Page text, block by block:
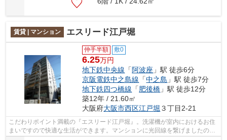
賃貸 | マンション エスリード江戸堀
仲手半額 敷0
6.25万円
地下鉄中央線 「 阿波座 」駅 徒歩6分
京阪電鉄中之島線 「中之島 」駅 徒歩7分
地下鉄四つ橋線 「肥後橋 」駅 徒歩12分
築12年 / 21.60㎡
大阪府大阪市西区江戸堀 ３丁目2-21
こだわりポイント満載の『エスリード江戸堀』。洗濯機が室内におけるお住
まいですので快適な生活ができます。マンションに光回線を繋げましたので